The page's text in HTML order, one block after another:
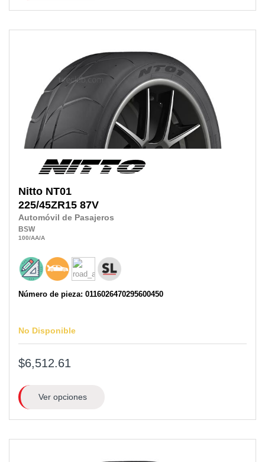
Nitto NT01
225/45ZR15 87V
Automóvil de Pasajeros
BSW
100/AA/A
Número de pieza: 0116026470295600450
No Disponible
$6,512.61
Ver opciones